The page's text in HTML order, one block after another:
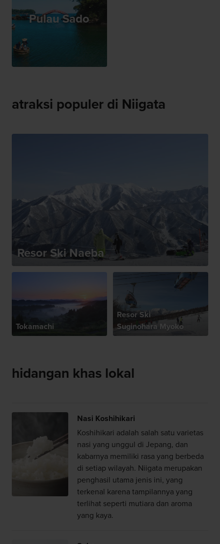
Pulau Sado
atraksi populer di Niigata
Resor Ski Naeba
Tokamachi
Resor Ski
Suginohara Myoko
hidangan khas lokal
Nasi Koshihikari
Koshihikari adalah salah satu varietas
nasi yang unggul di Jepang, dan
kabarnya memiliki rasa yang berbeda
di setiap wilayah. Niigata merupakan
penghasil utama jenis ini, yang
terkenal karena tampilannya yang
terlihat seperti mutiara dan aroma
yang kaya.